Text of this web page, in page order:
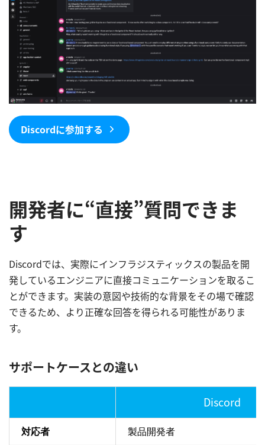
Discordに参加する
開発者に“直接”質問できま
す
Discordでは、実際にインフラジスティックスの製品を開
発しているエンジニアに直接コミュニケーションを取るこ
とができます。実装の意図や技術的な背景をその場で確認
できるため、より正確な回答を得られる可能性がありま
す。
サポートケースとの違い
Discord
対応者 製品開発者